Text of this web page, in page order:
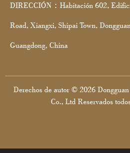
DIRECCIÓN：Habitación 602,
Road, Xiangxi, Shipai Town,
Guangdong, China
Derechos de autor © 2026
Co., Ltd Reservados